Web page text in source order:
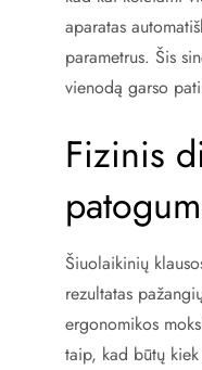
aparatas
parametrus. Šis
vienodą garso
Fizinis
Šiuolaikinių
rezultatas
ergonomikos
taip, kad būtų